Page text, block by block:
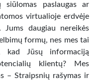
siūlomas paslaugas ar
virtualioje erdvėje
daugiau nereikės
formų, nes mes tai
kad Jūsų informaciją
klientų? Mes
– Straipsnių rašymas ir